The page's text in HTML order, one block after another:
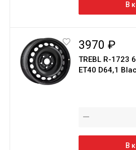
В
3970 ₽
TREBL R-1723
ЕТ40 D64,1
—
В